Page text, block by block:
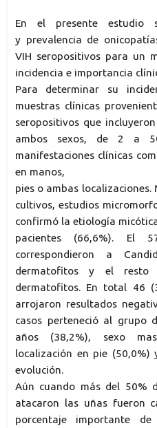
En el presente estudio
y prevalencia de
VIH seropositivos para un
incidencia e importancia
Para determinar su
muestras clínicas
seropositivos que
ambos sexos, de 2 a
manifestaciones clínicas
en manos,
pies o ambas
cultivos, estudios
confirmó la etiología
pacientes (66,6%). El
correspondieron a
dermatofitos y el resto
dermatofitos. En total 46
arrojaron resultados
casos perteneció al grupo
años (38,2%), sexo
localización en pie (50,0%)
evolución.
Aún cuando más del 50%
atacaron las uñas fueron
porcentaje importante